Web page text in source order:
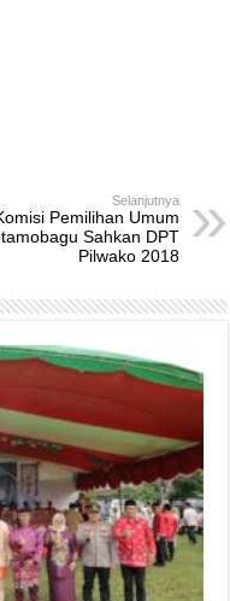
Selanjutnya
Pemilihan Umum
Sahkan DPT
Pilwako 2018